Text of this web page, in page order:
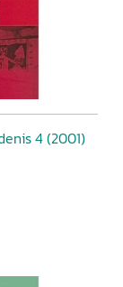
4 (2001)